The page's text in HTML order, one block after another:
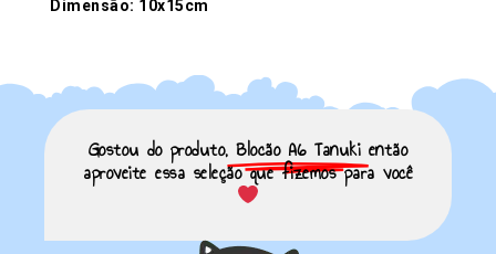
Dimensão: 10x15cm
Gostou do produto,Blocão A6 Tanuki então
aproveite essa seleção que fizemos para você